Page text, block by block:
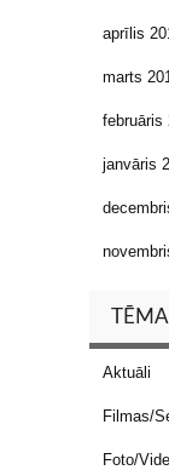
aprīlis
marts
februāris
janvāris
Aktuāli
Filmas/
Foto/